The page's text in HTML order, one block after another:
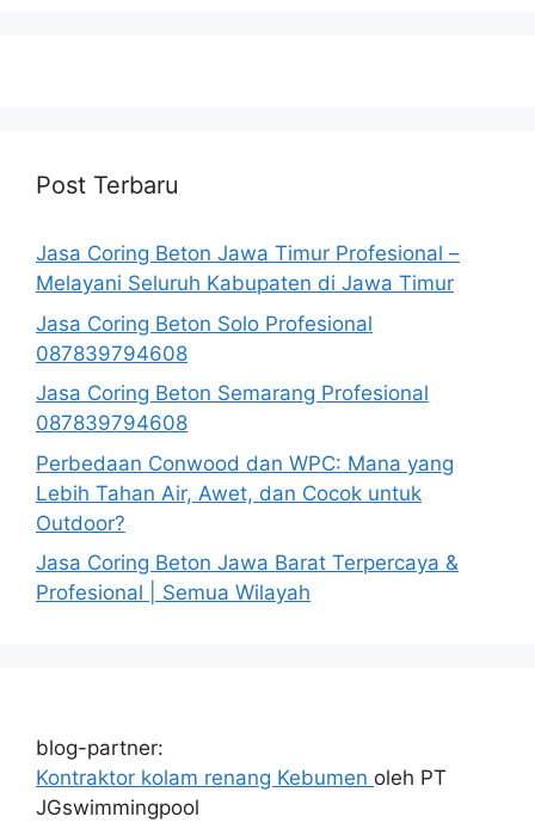
Post Terbaru
Jasa Coring Beton Jawa Timur Profesional –
Melayani Seluruh Kabupaten di Jawa Timur
Jasa Coring Beton Solo Profesional
087839794608
Jasa Coring Beton Semarang Profesional
087839794608
Perbedaan Conwood dan WPC: Mana yang
Lebih Tahan Air, Awet, dan Cocok untuk
Outdoor?
Jasa Coring Beton Jawa Barat Terpercaya &
Profesional | Semua Wilayah
blog-partner:
Kontraktor kolam renang Kebumen oleh PT
JGswimmingpool